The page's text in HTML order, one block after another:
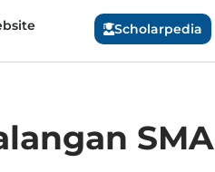
Scholarpedia
SMA